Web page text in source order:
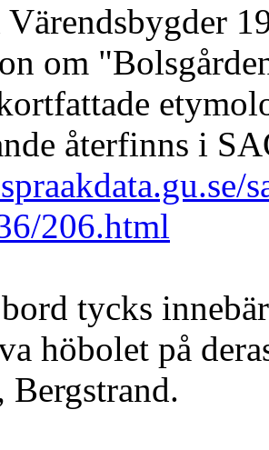
Värendsbygder
om
återfinns i
206.html
tycks
höbolet på
Bergstrand.